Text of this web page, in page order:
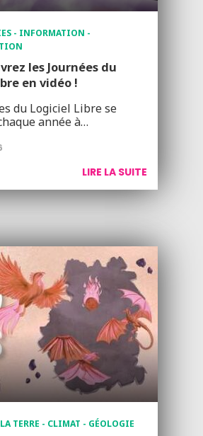
- INFORMATION -
les Journées du
en vidéo !
du Logiciel Libre se
année à…
LIRE LA SUITE
TERRE - CLIMAT - GÉOLOGIE